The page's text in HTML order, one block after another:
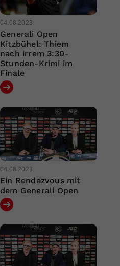
04.08.2023
Generali Open
Kitzbühel: Thiem
nach irrem 3:30-
Stunden-Krimi im
Finale
04.08.2023
Ein Rendezvous mit
dem Generali Open